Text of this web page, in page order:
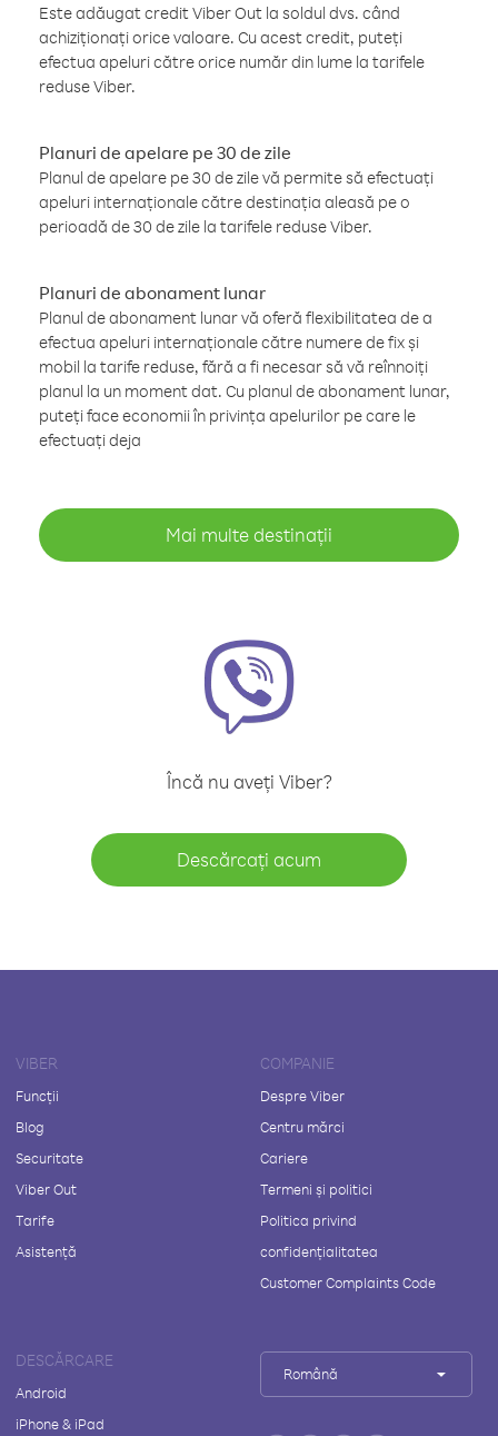
Este adăugat credit Viber Out la soldul dvs. când
achiziționați orice valoare. Cu acest credit, puteți
efectua apeluri către orice număr din lume la tarifele
reduse Viber.
Planuri de apelare pe 30 de zile
Planul de apelare pe 30 de zile vă permite să efectuați
apeluri internaționale către destinația aleasă pe o
perioadă de 30 de zile la tarifele reduse Viber.
Planuri de abonament lunar
Planul de abonament lunar vă oferă flexibilitatea de a
efectua apeluri internaționale către numere de fix și
mobil la tarife reduse, fără a fi necesar să vă reînnoiți
planul la un moment dat. Cu planul de abonament lunar,
puteți face economii în privința apelurilor pe care le
efectuați deja
Mai multe destinații
Încă nu aveți Viber?
Descărcați acum
VIBER
Funcții
Blog
Securitate
Viber Out
Tarife
Asistență
COMPANIE
Despre Viber
Centru mărci
Cariere
Termeni și politici
Politica privind
confidențialitatea
Customer Complaints Code
DESCĂRCARE
Android
iPhone & iPad
Română